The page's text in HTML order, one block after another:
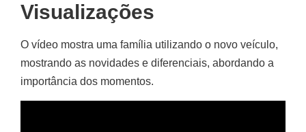
Visualizações
O vídeo mostra uma família utilizando o novo veículo,
mostrando as novidades e diferenciais, abordando a
importância dos momentos.